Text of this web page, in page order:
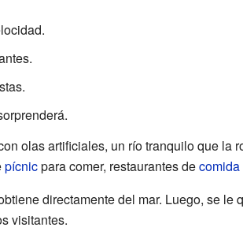
olas artificiales, un río tranquilo que la
pícnicpara comer, restaurantes de
directamente del mar. Luego, se le
visitantes.